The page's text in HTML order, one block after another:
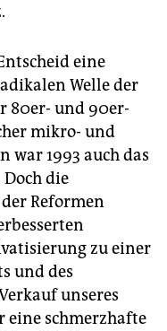
eine
Welle der
80er- und 90er-
mikro- und
war 1993 auch das
die
Reformen
zu einer
und des
unseres
eine schmerzhafte